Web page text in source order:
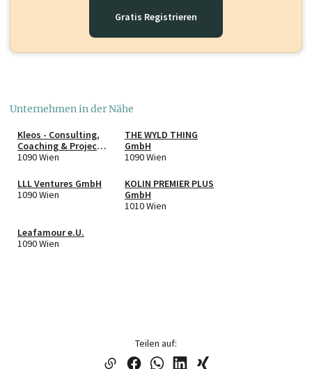
Gratis Registrieren
Unternehmen in der Nähe
Kleos - Consulting,
Coaching & Project
Management e.U.
1090 Wien
THE WYLD THING
GmbH
1090 Wien
LLL Ventures GmbH
1090 Wien
KOLIN PREMIER PLUS
GmbH
1010 Wien
Leafamour e.U.
1090 Wien
Teilen auf: